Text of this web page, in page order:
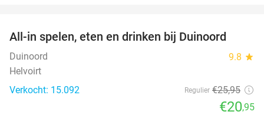
All-in spelen, eten en drinken bij Duinoord
Duinoord 9.8 star
Helvoirt
Verkocht: 15.092
Regulier €25,95
€20,95